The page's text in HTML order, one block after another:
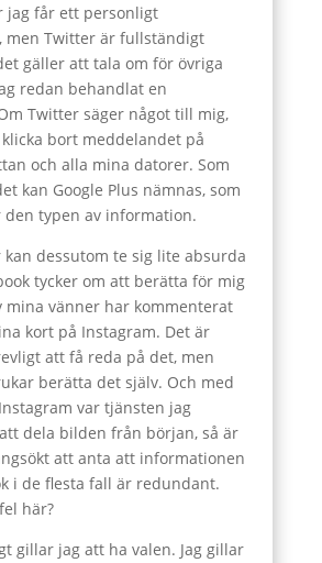
jag får ett personligt
men Twitter är fullständigt
gäller att tala om för övriga
redan behandlat en
Twitter säger något till mig,
bort meddelandet på
och alla mina datorer. Som
kan Google Plus nämnas, som
den typen av information.
dessutom te sig lite absurda
tycker om att berätta för mig
mina vänner har kommenterat
kort på Instagram. Det är
att få reda på det, men
berätta det själv. Och med
var tjänsten jag
dela bilden från början, så är
att anta att informationen
i de flesta fall är redundant.
här?
gillar jag att ha valen. Jag gillar